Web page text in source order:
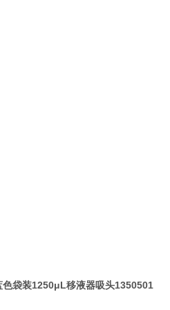
色袋装1250μL移液器吸头1350501